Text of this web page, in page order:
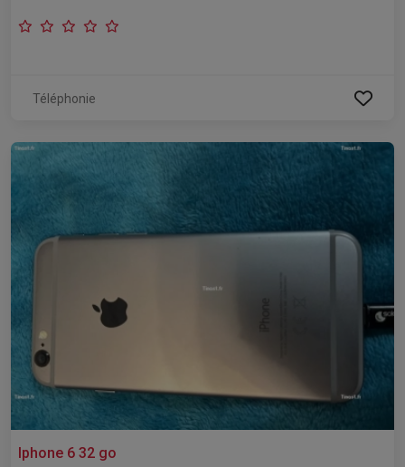
Téléphonie
Iphone 6 32 go